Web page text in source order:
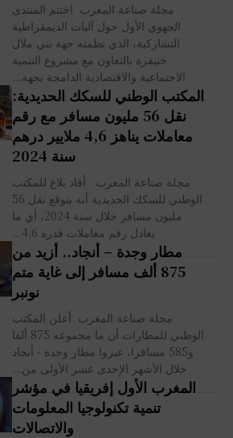
مجلة صناعة المغرب اختتم المنتدى
الجهوي الأول حول آليات الديمقراطية
التشاركية، الذي نظمته جهة بني ملال
خنيفرة بالتعاون مع مشروع التنمية
الاجتماعية والاقتصادية الدامجة بجهة...
المكتب الوطني للسكك الحديدية:
نقل 56 مليون مسافر مع رقم
معاملات يناهز 4,6 ملايير درهم
سنة 2024
مجلة صناعة المغرب أفاد بلاغ للمكتب
الوطني للسكك الحديدية أنه يتوقع نقل 56
مليون مسافر خلال سنة 2024، أي ما
يعادل رقم معاملات قدره 4,6...
مطار وجدة – أنجاد.. أزيد من
875 ألف مسافر إلى غاية متم
نونبر
مجلة صناعة المغرب أعلن المكتب
الوطني للمطارات أن ما مجموعه 875 ألفا
و585 مسافرا، عبروا مطار وجدة - أنجاد
خلال الأشهر الإحدى عشر الأولى من...
المغرب الأول إفريقيا في مؤشر
تنمية تكنولوجيا المعلومات
والاتصالات